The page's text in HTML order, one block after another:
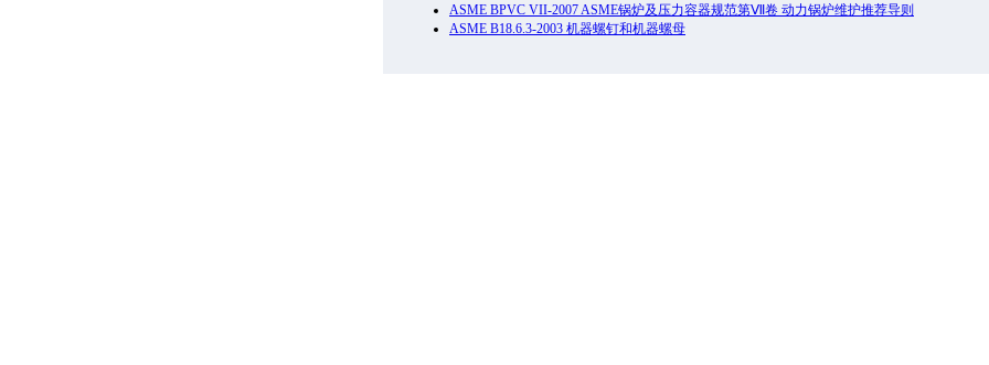
ASME BPVC VII-2007 ASME锅炉及压力容器规范第Ⅶ卷 动力锅炉维护推荐导则
ASME B18.6.3-2003 机器螺钉和机器螺母